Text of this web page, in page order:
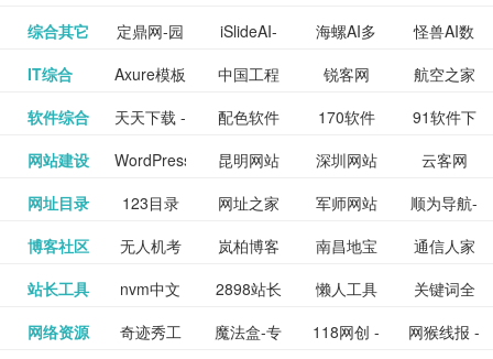
全 频
包括上映
影片的影
讯查询及
购票服
务。你可
_www.sanmao.com.cn_
素材免费
图库
nas论
坛|nas1.cn|nas1|nas
流社区
文写作-AI
毕业设计-
PPT模板
生成
作 - 国内
领先的AI
图片、文
案创作平
讯飞星火-
懂我的AI
助手
更多>>
综合其它 定鼎网-园
林景观建
筑室内设
iSlideAI-
一键生成
PPT模板
海螺AI多
模态大语
言模型
怪兽AI数
字人
九章开物 更多>>
IT综合 Axure模板
网
中国工程
科技知识
中心
锐客网
航空之家
牛品汇
更多>>
软件综合 天天下载 -
绿色精品
软件应用
配色软件
园
170软件
下载站
91软件下
载
yx12345
下载站
更多>>
网站建设 WordPress
主题模板
下载_爱主
昆明网站
建设
深圳网站
建设
云客网
SEO众包
服务平台
深圳网站
建设
更多>>
网址目录 123目录
网
网址之家 军师网站
目录网址
大全
顺为导航-
办公运营
工具导航
易推分类
目录网
更多>>
博客社区 无人机考
证资讯网
岚柏博客 南昌地宝
网_南昌论
坛
通信人家
园
精易论坛 更多>>
站长工具 nvm中文
网
2898站长
资源平台
懒人工具 关键词全
网指数查
SEO工具 更多>>
网络资源 奇迹秀工 魔法盒-专 118网创 - 网猴线报 -